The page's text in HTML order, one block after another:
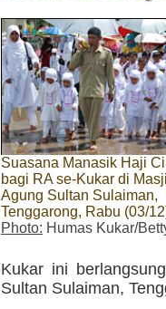
Suasana Manasik Haji
bagi RA se-Kukar di
Agung Sultan Sulaiman,
Tenggarong, Rabu (03/
Photo: Humas Kukar/
Kukar ini
Sultan Sulaiman,